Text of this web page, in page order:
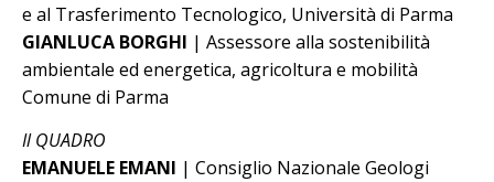
e al Trasferimento Tecnologico, Università di Parma
GIANLUCA BORGHI | Assessore alla sostenibilità
ambientale ed energetica, agricoltura e mobilità
Comune di Parma
Il QUADRO
EMANUELE EMANI | Consiglio Nazionale Geologi